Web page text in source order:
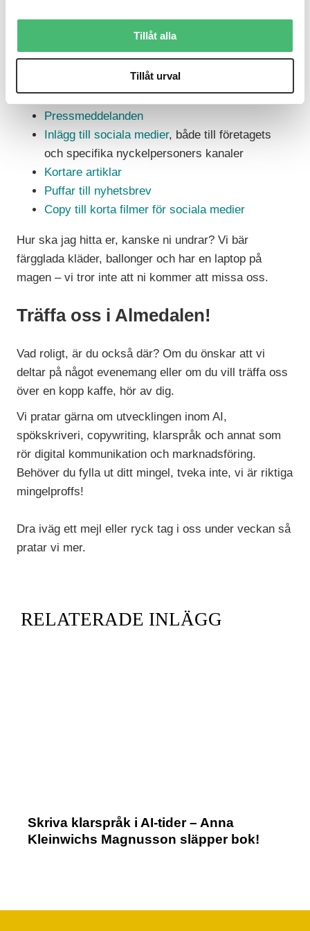
Tillåt alla
Tillåt urval
helt gratis. Vi är vana vid att skriva snabbt och vi
hittar ditt tonläge eftersom vi ofta agerar
spökskrivare. Testa oss gärna!
Pressmeddelanden
Inlägg till sociala medier, både till företagets
och specifika nyckelpersoners kanaler
Kortare artiklar
Puffar till nyhetsbrev
Copy till korta filmer för sociala medier
Hur ska jag hitta er, kanske ni undrar? Vi bär
färgglada kläder, ballonger och har en laptop på
magen – vi tror inte att ni kommer att missa oss.
Träffa oss i Almedalen!
Vad roligt, är du också där? Om du önskar att vi
deltar på något evenemang eller om du vill träffa oss
över en kopp kaffe, hör av dig.
Vi pratar gärna om utvecklingen inom AI,
spökskriveri, copywriting, klarspråk och annat som
rör digital kommunikation och marknadsföring.
Behöver du fylla ut ditt mingel, tveka inte, vi är riktiga
mingelproffs!
Dra iväg ett mejl eller ryck tag i oss under veckan så
pratar vi mer.
RELATERADE INLÄGG
Skriva klarspråk i AI-tider – Anna
Kleinwichs Magnusson släpper bok!